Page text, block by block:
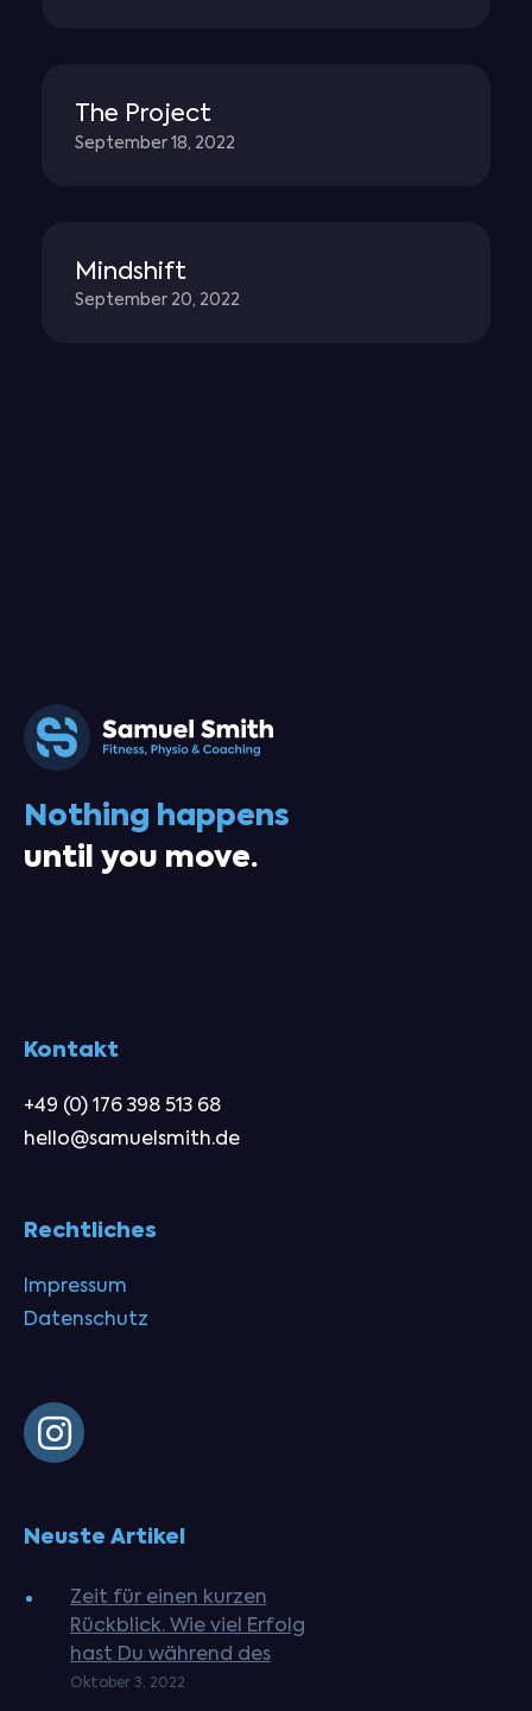
The Project
September 18, 2022
Mindshift
September 20, 2022
Nothing happens
until you move.
Kontakt
+49 (0) 176 398 513 68
hello@samuelsmith.de
Rechtliches
Impressum
Datenschutz
Neuste Artikel
Oktober 3, 2022
Zeit für einen kurzen
Rückblick. Wie viel Erfolg
hast Du während des
letzten Jahres mit